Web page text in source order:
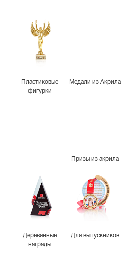
Пластиковые
фигурки
Медали из Акрила
Призы из акрила
Деревянные
награды
Для выпускников